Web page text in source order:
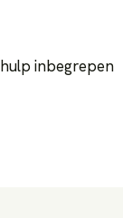
inbegrepen